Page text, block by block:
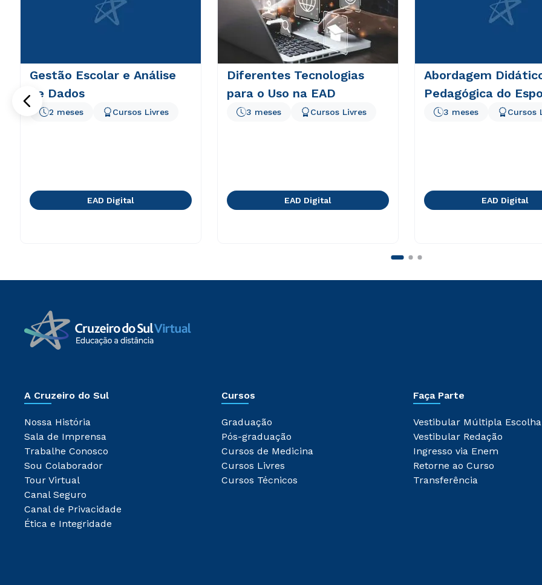
Gestão Escolar e Análise
de Dados
2 meses Cursos Livres
EAD Digital
Diferentes Tecnologias
para o Uso na EAD
3 meses Cursos Livres
EAD Digital
Abordagem
Pedagógica do
3 meses Cursos
EAD Digital
A Cruzeiro do Sul
Nossa História
Sala de Imprensa
Trabalhe Conosco
Sou Colaborador
Tour Virtual
Canal Seguro
Canal de Privacidade
Ética e Integridade
Cursos
Graduação
Pós-graduação
Cursos de Medicina
Cursos Livres
Cursos Técnicos
Faça Parte
Vestibular Múltipla Escolha
Vestibular Redação
Ingresso via Enem
Retorne ao Curso
Transferência